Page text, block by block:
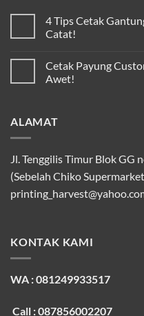
4 Tips Cetak
Catat!
Cetak Payung
Awet!
ALAMAT
Jl. Tenggilis Timur Blok GG
(Sebelah Chiko
KONTAK KAMI
WA : 081249933517
Call : 087856002207